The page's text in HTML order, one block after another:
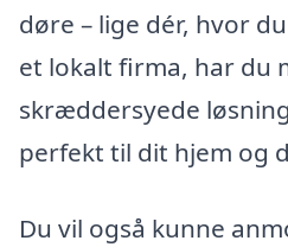
døre – lige dér, hvor
et lokalt firma, har du
skræddersyede
perfekt til dit hjem og
Du vil også kunne